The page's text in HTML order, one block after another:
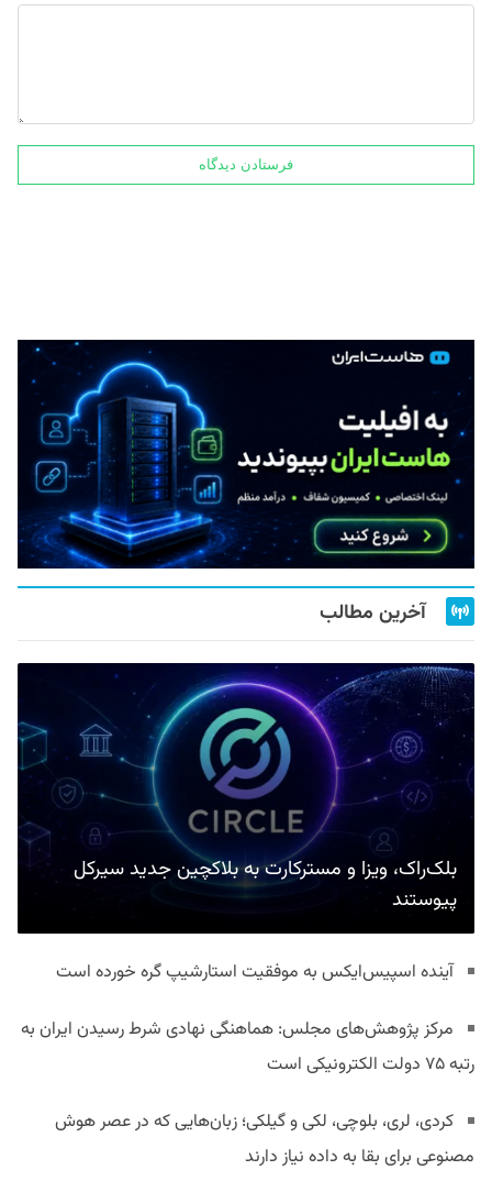
آخرین مطالب
بلک‌راک، ویزا و مسترکارت به بلاکچین جدید سیرکل
پیوستند
آینده اسپیس‌ایکس به موفقیت استارشیپ گره خورده است
مرکز پژوهش‌های مجلس: هماهنگی نهادی شرط رسیدن ایران به
رتبه ۷۵ دولت الکترونیکی است
کردی، لری، بلوچی، لکی و گیلکی؛ زبان‌هایی که در عصر هوش
مصنوعی برای بقا به داده نیاز دارند